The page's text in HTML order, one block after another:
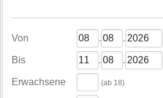
Von . .
Bis . .
Erwachsene (ab 18)